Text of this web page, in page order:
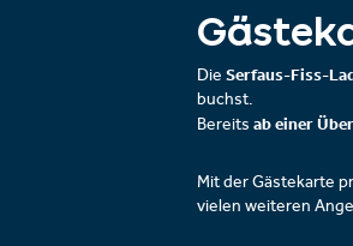
Die Serfaus-Fiss-
buchst.
Bereits ab einer
Mit der Gästekarte
vielen weiteren